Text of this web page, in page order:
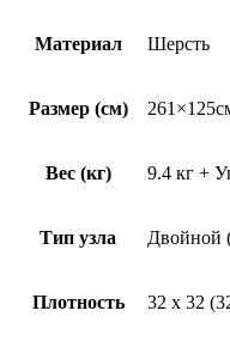
Материал Шерсть
Размер (см)
Вес (кг) 9.4 кг +
Тип узла Двойной
Плотность 32 х 32